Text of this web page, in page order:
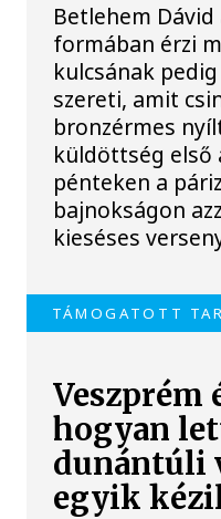
Betlehem
formában érzi
kulcsának
szereti, amit
bronzérmes
küldöttség első
pénteken a
bajnokságon
kieséses
TÁMOGATOTT
Veszprém
hogyan
dunántúli
egyik